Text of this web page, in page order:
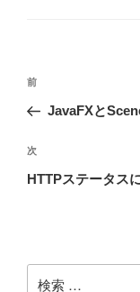
投
ビ
ゲ
ン
過
去
投
稿
前
JavaFXと
次
の
次
HTTPステータス
検